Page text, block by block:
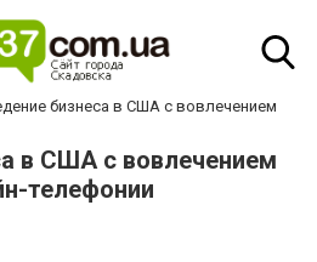
бизнеса в США с вовлечением
в США с вовлечением
телефонии